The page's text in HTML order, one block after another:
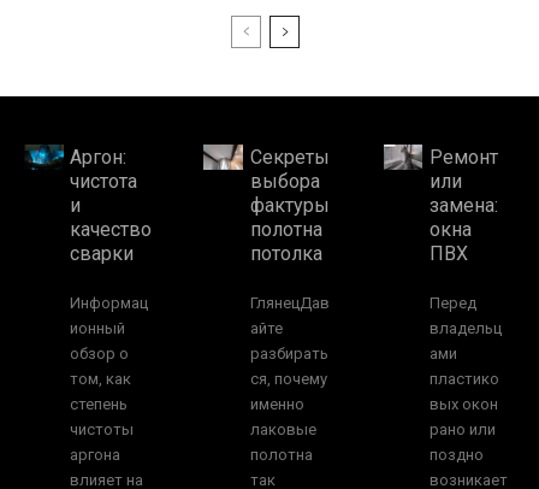
Аргон:
чистота
и
качество
сварки
Информац
ионный
обзор о
том, как
степень
чистоты
аргона
влияет на
Секреты
выбора
фактуры
полотна
потолка
ГлянецДав
айте
разбирать
ся, почему
именно
лаковые
полотна
так
Ремонт
или
замена:
окна
ПВХ
Перед
владельц
ами
пластико
вых окон
рано или
поздно
возникает